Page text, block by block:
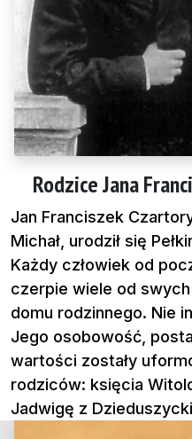
Rodzice Jana
Jan Franciszek
Michał, urodził się
Każdy człowiek od
czerpie wiele od
domu rodzinnego. Nie
Jego osobowość,
wartości zostały
rodziców: księcia
Jadwigę z